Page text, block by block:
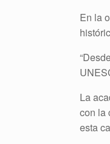
En la
La
con la
esta